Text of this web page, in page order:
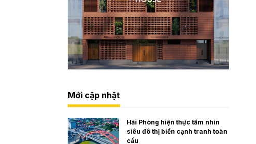
Mới cập nhật
Hải Phòng hiện thực tầm nhìn
siêu đô thị biển cạnh tranh toàn
cầu